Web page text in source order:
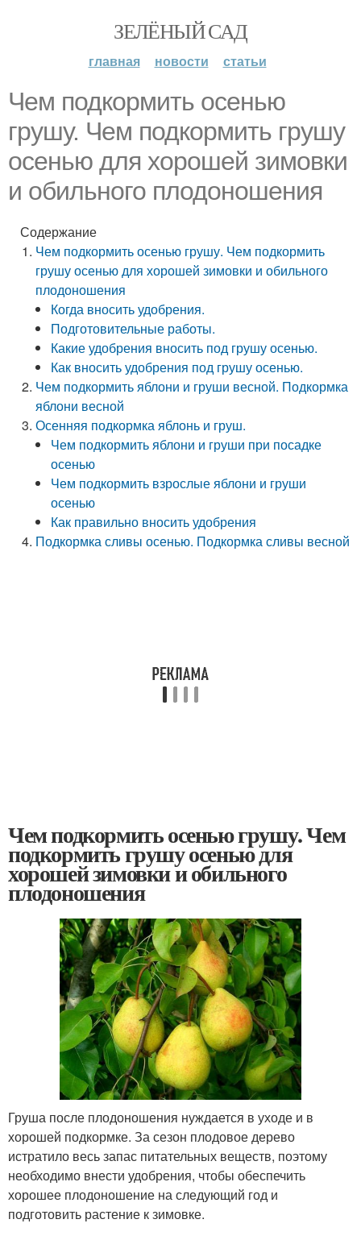
ЗЕЛЁНЫЙ САД
главная новости статьи
Чем подкормить осенью
грушу. Чем подкормить грушу
осенью для хорошей зимовки
и обильного плодоношения
Содержание
Чем подкормить осенью грушу. Чем подкормить
грушу осенью для хорошей зимовки и обильного
плодоношения
Когда вносить удобрения.
Подготовительные работы.
Какие удобрения вносить под грушу осенью.
Как вносить удобрения под грушу осенью.
Чем подкормить яблони и груши весной. Подкормка
яблони весной
Осенняя подкормка яблонь и груш.
Чем подкормить яблони и груши при посадке
осенью
Чем подкормить взрослые яблони и груши
осенью
Как правильно вносить удобрения
Подкормка сливы осенью. Подкормка сливы весной
Чем подкормить осенью грушу. Чем
подкормить грушу осенью для
хорошей зимовки и обильного
плодоношения
Груша после плодоношения нуждается в уходе и в
хорошей подкормке. За сезон плодовое дерево
истратило весь запас питательных веществ, поэтому
необходимо внести удобрения, чтобы обеспечить
хорошее плодоношение на следующий год и
подготовить растение к зимовке.